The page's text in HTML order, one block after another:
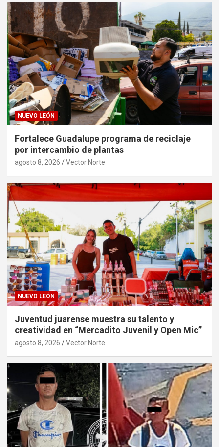
NUEVO LEÓN
Fortalece Guadalupe programa de reciclaje
por intercambio de plantas
agosto 8, 2026 Vector Norte
NUEVO LEÓN
Juventud juarense muestra su talento y
creatividad en “Mercadito Juvenil y Open Mic”
agosto 8, 2026 Vector Norte